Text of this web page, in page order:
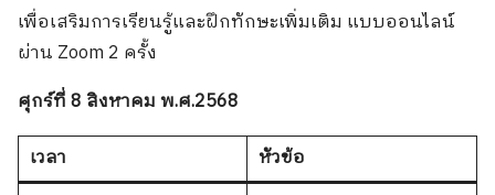
เพื่อเสริมการเรียนรู้และฝึกทักษะเพิ่มเติม แบบออนไลน์
ผ่าน Zoom 2 ครั้ง
ศุกร์ที่ 8 สิงหาคม พ.ศ.2568
เวลา
หัวข้อ